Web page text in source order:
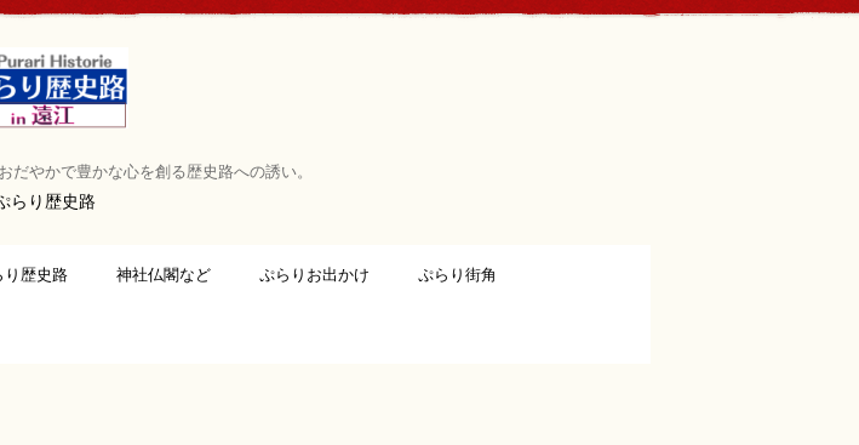
やかで豊かな心を創る歴史路への誘い。
らり歴史路
り歴史路 神社仏閣など ぷらりお出かけ ぷらり街角